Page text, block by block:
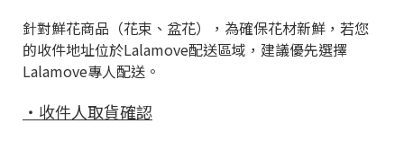
針對鮮花商品（花束、盆花），為確保花材新鮮，若您
的收件地址位於Lalamove配送區域，建議優先選擇
Lalamove專人配送。
・收件人取貨確認